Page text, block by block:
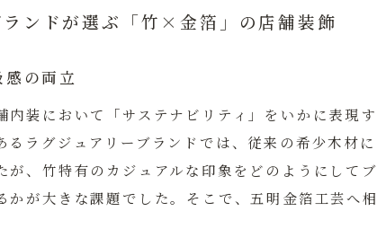
ンドが選ぶ「竹×金箔」の店舗装飾
の両立
装において「サステナビリティ」をいかに表現す
ラグジュアリーブランドでは、従来の希少木材に
、竹特有のカジュアルな印象をどのようにしてブ
かが大きな課題でした。そこで、五明金箔工芸へ相